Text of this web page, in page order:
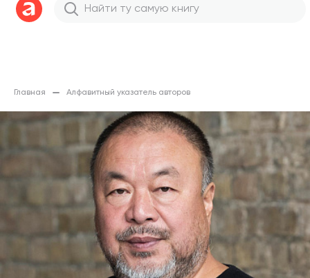
Главная Алфавитный указатель авторов